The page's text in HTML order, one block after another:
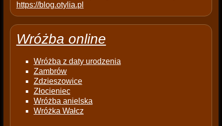
https://blog.otylia.pl
Wróżba online
Wróżba z daty urodzenia
Zambrów
Zdzieszowice
Złocieniec
Wróżba anielska
Wróżka Wałcz